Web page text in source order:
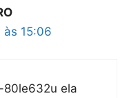
às 15:06
80le632u ela